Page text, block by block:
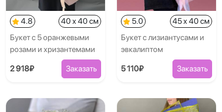
4.8
40 x 40 см
Букет с 5 оранжевыми
розами и хризантемами
2 918₽ Заказать
5.0
45 x 40 см
Букет с лизиантусами и
эвкалиптом
5 110₽ Заказать